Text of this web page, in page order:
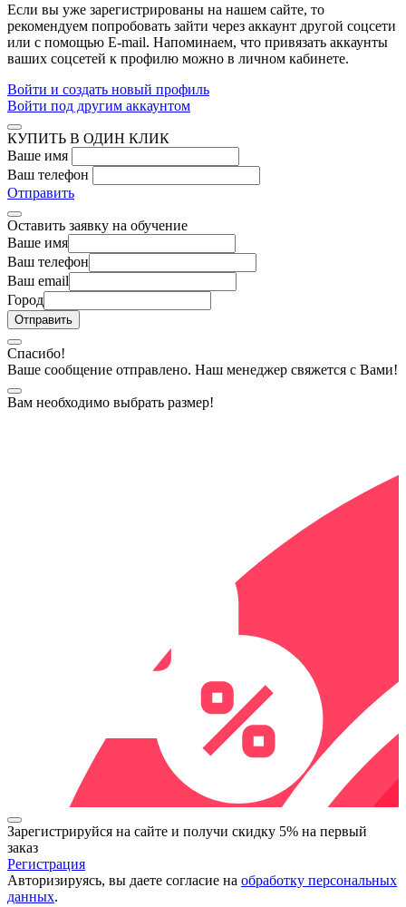
Если вы уже зарегистрированы на нашем сайте, то
рекомендуем попробовать зайти через аккаунт другой соцсети
или с помощью E-mail. Напоминаем, что привязать аккаунты
ваших соцсетей к профилю можно в личном кабинете.
Войти и создать новый профиль
Войти под другим аккаунтом
КУПИТЬ В ОДИН КЛИК
Ваше имя
Ваш телефон
Отправить
Оставить заявку на обучение
Ваше имя
Ваш телефон
Ваш email
Город
Спасибо!
Ваше сообщение отправлено. Наш менеджер свяжется с Вами!
Вам необходимо выбрать размер!
Зарегистрируйся на сайте и получи скидку 5% на первый
заказ
Регистрация
Авторизируясь, вы даете согласие на обработку персональных
данных.